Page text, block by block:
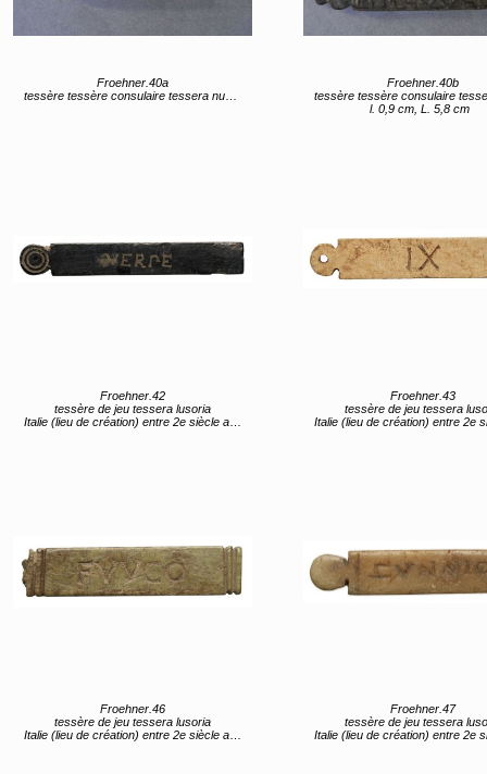
Froehner.40a
tessère tessère consulaire tessera nummularia
Froehner.40b
tessère tessère consulaire tessera
l. 0,9 cm, L. 5,8 cm
Froehner.42
tessère de jeu tessera lusoria
Italie (lieu de création) entre 2e siècle av JC et 1er siècle av JC
Froehner.43
tessère de jeu tessera
Italie (lieu de création) entre 2e siècle av JC et 1er
Froehner.46
tessère de jeu tessera lusoria
Italie (lieu de création) entre 2e siècle av JC et 1er siècle av JC
Froehner.47
tessère de jeu tessera
Italie (lieu de création) entre 2e siècle av JC et 1er